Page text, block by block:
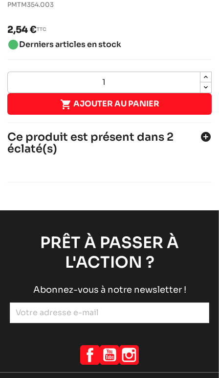
PMTM354.003
2,54 €TTC
brightness_1Derniers articles en stock
 AJOUTER AU PANIER
Ce produit est présent dans 2
éclaté(s)
add_circle
PRÊT À PASSER À
L'ACTION ?
Abonnez-vous à notre newsletter !
Facebook
YouTube